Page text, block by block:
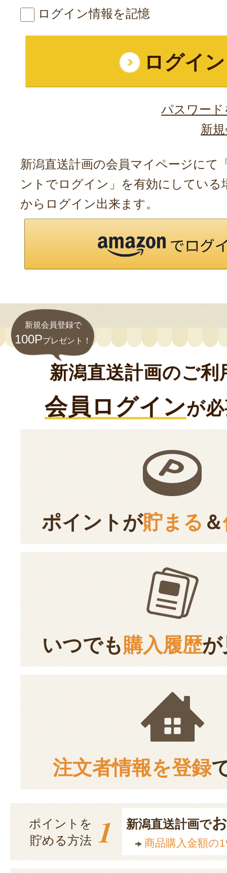
ログイン情報を記憶
パスワー
新
新潟直送計画の会員マイページにて
ントでログイン」を有効にしている
からログイン出来ます。
新規会員登録で
100Pプレゼント！
新潟直送計画のご利
会員ログインが
ポイントが貯まる ＆
いつでも購入履歴が
注文者情報を登録
ポイントを
貯める方法 1 新潟直送計画で
商品購入金額の